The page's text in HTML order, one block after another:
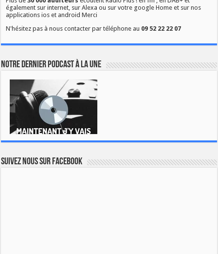
également sur internet, sur Alexa ou sur votre google Home et sur nos
applications ios et android Merci
N'hésitez pas à nous contacter par téléphone au 09 52 22 22 07
Notre dernier podcast à la une
Suivez nous sur Facebook